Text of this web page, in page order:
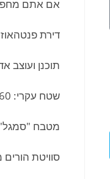
אם אתם
דירת פנטהאוז מושקעת
תוכנן ועוצב
שטח עקרי: 160 מ"ר עם חלל אירוח רחב, ו 2 מרפסות שמש 40 מ"ר ו 20 מ"ר
מטבח
סוויטת